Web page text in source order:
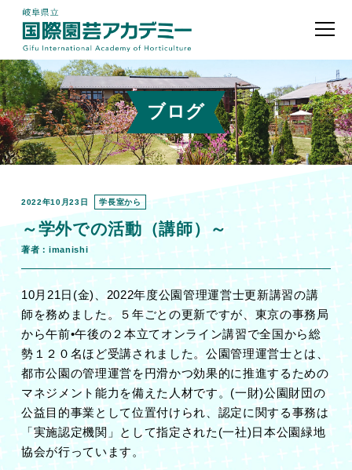
ブログ
2022年10月23日 学長室から
～学外での活動（講師）～
著者：imanishi
10月 21日 (金)、2022年度公園管理運営士更新講習の講
師を務めました。５年ごとの更新ですが、東京の事務局
から午前•午後の２本立てオンライン講習で全国から総
勢１２０名ほど受講されました。公園管理運営士とは、
都市公園の管理運営を円滑かつ効果的に推進するための
マネジメント能力を備えた人材です。 (一財)公園財団の
公益目的事業として位置付けられ、認定に関する事務は
「実施認定機関」として指定された (一社)日本公園緑地
協会が行っています。